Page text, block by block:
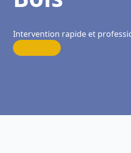
Intervention rapide et